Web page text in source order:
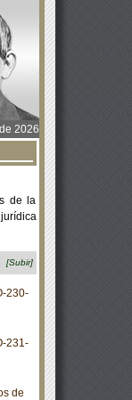
2026
de la
[Subir]
230-
231-
de